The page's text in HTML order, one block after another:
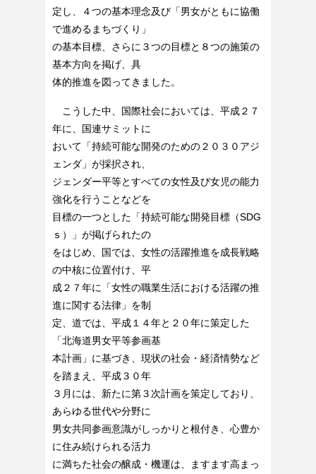
定し、４つの基本理念及び「男女がともに協働
で進めるまちづくり」
の基本目標、さらに３つの目標と８つの施策の
基本方向を掲げ、具
体的推進を図ってきました。
こうした中、国際社会においては、平成２７
年に、国連サミットに
おいて「持続可能な開発のための２０３０アジ
ェンダ」が採択され、
ジェンダー平等とすべての女性及び女児の能力
強化を行うことなどを
目標の一つとした「持続可能な開発目標（SDG
ｓ）」が掲げられたの
をはじめ、国では、女性の活躍推進を成長戦略
の中核に位置付け、平
成２７年に「女性の職業生活における活躍の推
進に関する法律」を制
定、道では、平成１４年と２０年に策定した
「北海道男女平等参画基
本計画」に基づき、現状の社会・経済情勢など
を踏まえ、平成３０年
３月には、新たに第３次計画を策定しており、
あらゆる世代や分野に
男女共同参画意識がしっかりと根付き、心豊か
に住み続けられる活力
に満ちた社会の醸成・機運は、ますます高まっ